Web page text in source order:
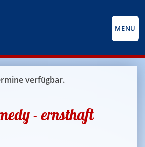
MENU
verfügbar.
- ernsthaft